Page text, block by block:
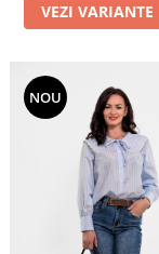
VEZI VARIANTE
NOU